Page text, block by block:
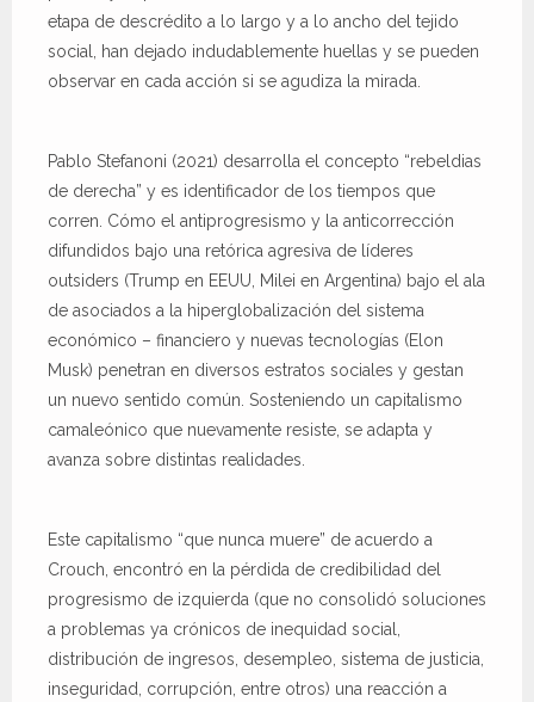
etapa de descrédito a lo largo y a lo ancho del tejido
social, han dejado indudablemente huellas y se pueden
observar en cada acción si se agudiza la mirada.
Pablo Stefanoni (2021) desarrolla el concepto “rebeldias
de derecha” y es identificador de los tiempos que
corren. Cómo el antiprogresismo y la anticorrección
difundidos bajo una retórica agresiva de líderes
outsiders (Trump en EEUU, Milei en Argentina) bajo el ala
de asociados a la hiperglobalización del sistema
económico – financiero y nuevas tecnologías (Elon
Musk) penetran en diversos estratos sociales y gestan
un nuevo sentido común. Sosteniendo un capitalismo
camaleónico que nuevamente resiste, se adapta y
avanza sobre distintas realidades.
Este capitalismo “que nunca muere” de acuerdo a
Crouch, encontró en la pérdida de credibilidad del
progresismo de izquierda (que no consolidó soluciones
a problemas ya crónicos de inequidad social,
distribución de ingresos, desempleo, sistema de justicia,
inseguridad, corrupción, entre otros) una reacción a